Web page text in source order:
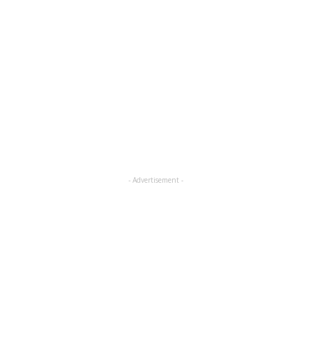
- Advertisement -